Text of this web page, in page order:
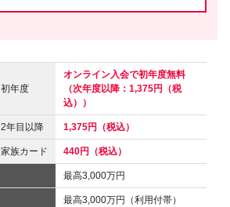
初年度
オンライン入会で初年度無料
（次年度以降：1,375円（税
込））
2年目以降 1,375円（税込）
家族カード 440円（税込）
最高3,000万円
最高3,000万円（利用付帯）